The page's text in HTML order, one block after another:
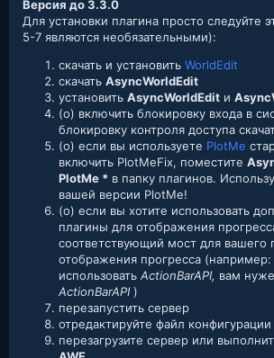
Версия до 3.3.0
Для установки плагина просто следуйте
5-7 являются необязательными):
скачать и установить WorldEdit
скачать AsyncWorldEdit
установить AsyncWorldEdit и
(o) включить блокировку входа в
блокировку контроля доступа
(o) если вы используете PlotMe
включить PlotMeFix, поместите
PlotMe * в папку плагинов.
вашей версии PlotMe!
(o) если вы хотите использовать
плагины для отображения
соответствующий мост для вашего
отображения прогресса (например:
использовать ActionBarAPI, вам
ActionBarAPI )
перезапустить сервер
отредактируйте файл конфигурации
перезагрузите сервер или